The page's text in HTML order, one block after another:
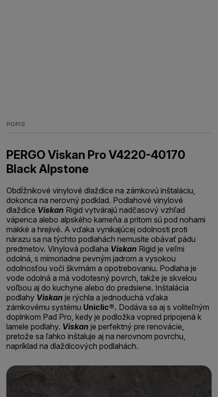
POPIS
PERGO Viskan Pro V4220-40170
Black Alpstone
Obdĺžnikové vinylové dlaždice na zámkovú inštaláciu,
dokonca na nerovný podklad. Podlahové vinylové
dlaždice Viskan Rigid vytvárajú nadčasový vzhľad
vápenca alebo alpského kameňa a pritom sú pod nohami
mäkké a hrejivé. A vďaka vynikajúcej odolnosti proti
nárazu sa na týchto podlahách nemusíte obávať pádu
predmetov. Vinylová podlaha Viskan Rigid je veľmi
odolná, s mimoriadne pevným jadrom a vysokou
odolnosťou voči škvrnám a opotrebovaniu. Podlaha je
vode odolná a má vodotesný povrch, takže je skvelou
voľbou aj do kuchyne alebo do predsiene. Inštalácia
podlahy Viskan je rýchla a jednoduchá vďaka
zámkovému systému Uniclic®. Dodáva sa aj s voliteľným
doplnkom Pad Pro, kedy je podložka vopred pripojená k
lamele podlahy. Viskan je perfektný pre renovácie,
pretože sa ľahko inštaluje aj na nerovnom povrchu,
napríklad na dlaždicových podlahách.